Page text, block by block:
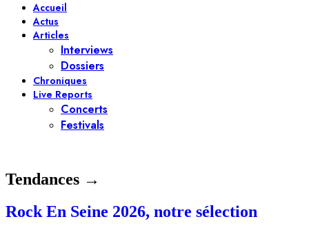
Accueil
Actus
Articles
Interviews
Dossiers
Chroniques
Live Reports
Concerts
Festivals
Tendances →
Rock En Seine 2026, notre sélection